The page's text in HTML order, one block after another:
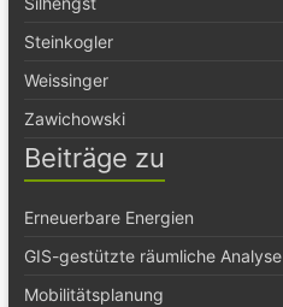
Steinkogler
Weissinger
Zawichowski
Beiträge zu
Erneuerbare Energien
GIS-gestützte räumliche Analyse
Mobilitätsplanung